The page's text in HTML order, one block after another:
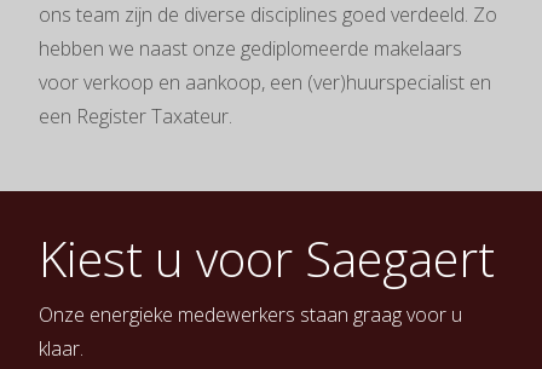
ons team zijn de diverse disciplines goed verdeeld. Zo
hebben we naast onze gediplomeerde makelaars
voor verkoop en aankoop, een (ver)huurspecialist en
een Register Taxateur.
Kiest u voor Saegaert
Onze energieke medewerkers staan graag voor u
klaar.